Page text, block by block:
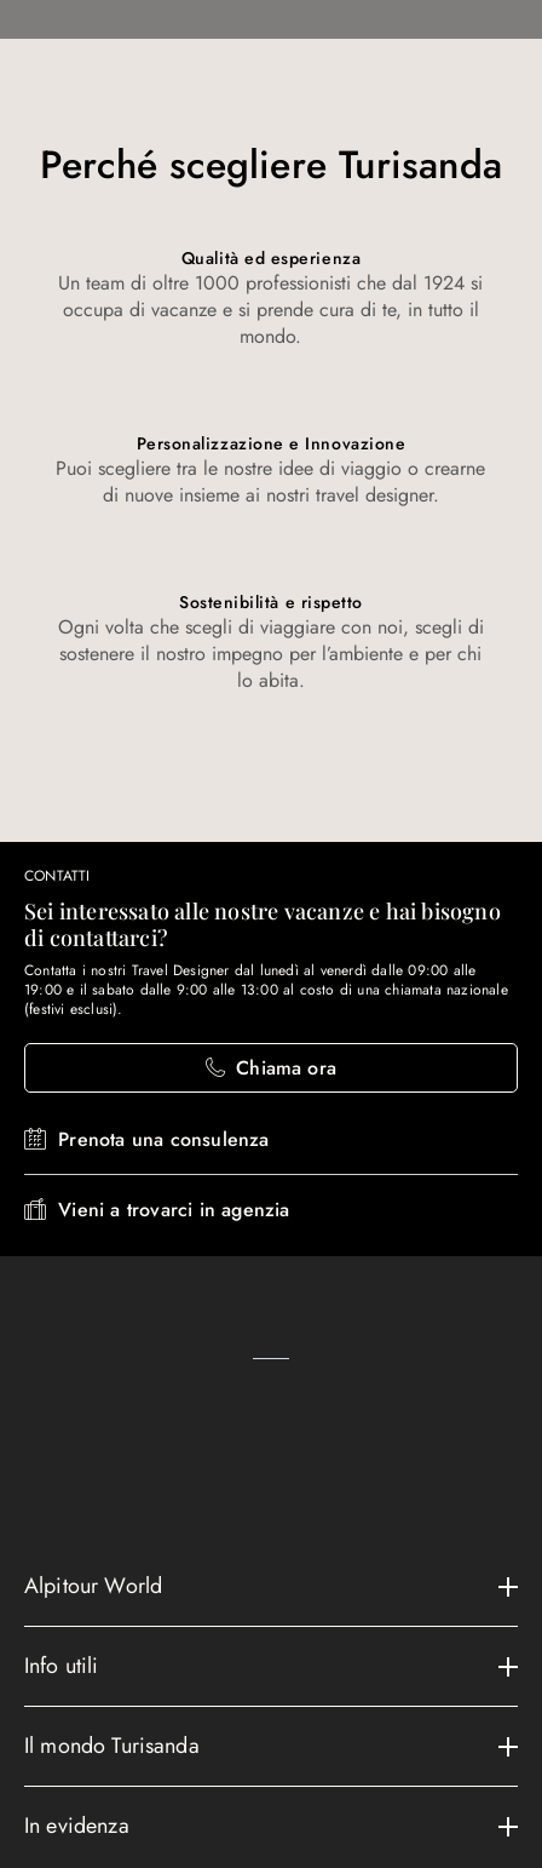
Perché scegliere Turisanda
Qualità ed esperienza
Un team di oltre 1000 professionisti che dal 1924 si
occupa di vacanze e si prende cura di te, in tutto il
mondo.
Personalizzazione e Innovazione
Puoi scegliere tra le nostre idee di viaggio o crearne
di nuove insieme ai nostri travel designer.
Sostenibilità e rispetto
Ogni volta che scegli di viaggiare con noi, scegli di
sostenere il nostro impegno per l’ambiente e per chi
lo abita.
CONTATTI
Sei interessato alle nostre vacanze e hai bisogno
di contattarci?
Contatta i nostri Travel Designer dal lunedì al venerdì dalle 09:00 alle
19:00 e il sabato dalle 9:00 alle 13:00 al costo di una chiamata nazionale
(festivi esclusi).
Chiama ora
Prenota una consulenza
Vieni a trovarci in agenzia
Alpitour World
AWARD
Area riservata
Convenzioni
Info utili
Metodi di pagamento
Il mondo Turisanda
In evidenza